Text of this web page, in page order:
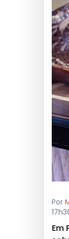
Por
Em